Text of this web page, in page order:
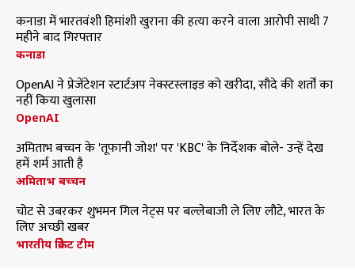
कनाडा में भारतवंशी हिमांशी खुराना की हत्या करने वाला आरोपी साथी 7
महीने बाद गिरफ्तार
कनाडा
OpenAI ने प्रेजेंटेशन स्टार्टअप नेक्स्टस्लाइड को खरीदा, सौदे की शर्तों का
नहीं किया खुलासा
OpenAI
अमिताभ बच्चन के 'तूफानी जोश' पर 'KBC' के निर्देशक बोले- उन्हें देख
हमें शर्म आती है
अमिताभ बच्चन
चोट से उबरकर शुभमन गिल नेट्स पर बल्लेबाजी ले लिए लौटे, भारत के
लिए अच्छी खबर
भारतीय क्रिकेट टीम